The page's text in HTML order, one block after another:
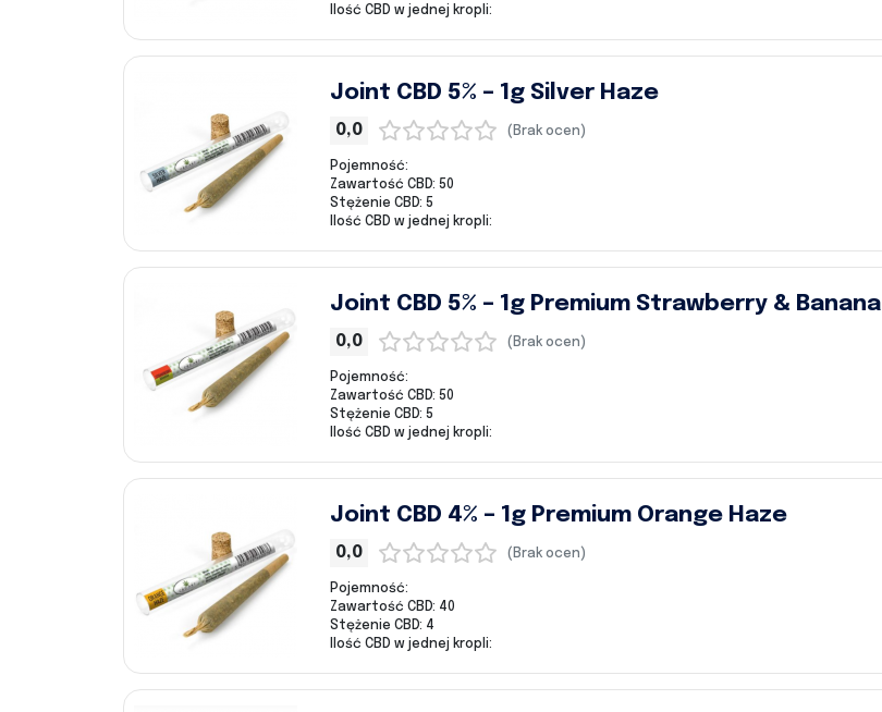
Ilość CBD w jednej kropli:
Joint CBD 5% – 1g Silver Haze
0,0 (Brak ocen)
Pojemność:
Zawartość CBD: 50
Stężenie CBD: 5
Ilość CBD w jednej kropli:
Joint CBD 5% – 1g Premium Strawberry & Banana
0,0 (Brak ocen)
Pojemność:
Zawartość CBD: 50
Stężenie CBD: 5
Ilość CBD w jednej kropli:
Joint CBD 4% – 1g Premium Orange Haze
0,0 (Brak ocen)
Pojemność:
Zawartość CBD: 40
Stężenie CBD: 4
Ilość CBD w jednej kropli: